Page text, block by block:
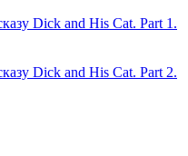
Dick and His Cat. Part 1.
Dick and His Cat. Part 2.